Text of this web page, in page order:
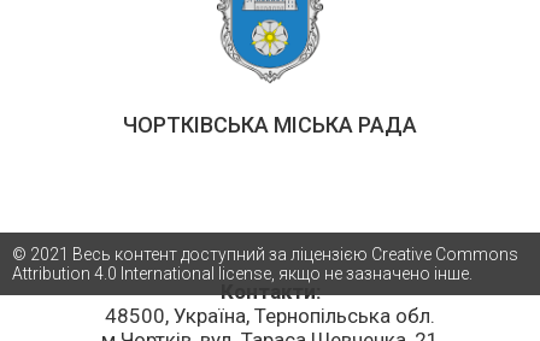
ЧОРТКІВСЬКА МІСЬКА РАДА
Контакти:
48500, Україна, Тернопільська обл.
© 2021 Весь контент доступний за ліцензією Creative Commons
Attribution 4.0 International license, якщо не зазначено інше.